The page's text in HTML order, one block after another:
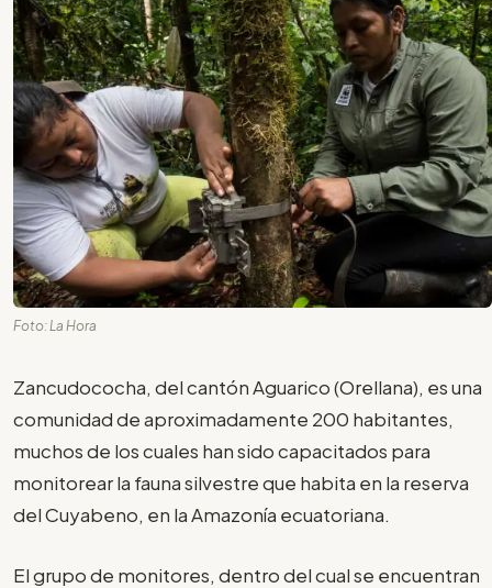
Foto: La Hora
Zancudococha, del cantón Aguarico (Orellana), es una
comunidad de aproximadamente 200 habitantes,
muchos de los cuales han sido capacitados para
monitorear la fauna silvestre que habita en la reserva
del Cuyabeno, en la Amazonía ecuatoriana.
El grupo de monitores, dentro del cual se encuentran